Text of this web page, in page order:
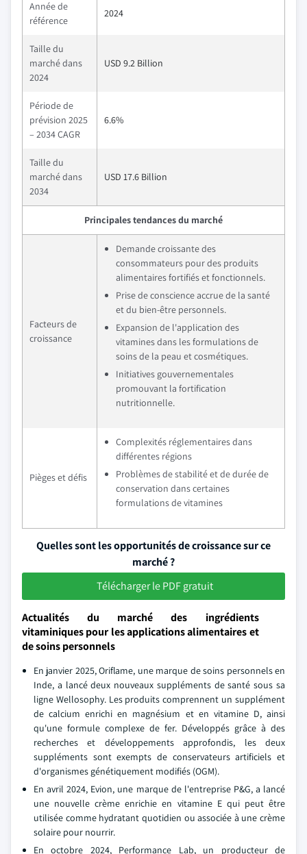
Année de
référence
2024
Taille du
marché dans
2024
USD 9.2 Billion
Période de
prévision 2025
– 2034 CAGR
6.6%
Taille du
marché dans
2034
USD 17.6 Billion
Principales tendances du marché
Facteurs de
croissance
Demande croissante des
consommateurs pour des produits
alimentaires fortifiés et fonctionnels.
Prise de conscience accrue de la santé
et du bien-être personnels.
Expansion de l'application des
vitamines dans les formulations de
soins de la peau et cosmétiques.
Initiatives gouvernementales
promouvant la fortification
nutritionnelle.
Pièges et défis
Complexités réglementaires dans
différentes régions
Problèmes de stabilité et de durée de
conservation dans certaines
formulations de vitamines
Quelles sont les opportunités de croissance sur ce
marché ?
Télécharger le PDF gratuit
Actualités du marché des ingrédients
vitaminiques pour les applications alimentaires et
de soins personnels
En janvier 2025, Oriflame, une marque de soins personnels en
Inde, a lancé deux nouveaux suppléments de santé sous sa
ligne Wellosophy. Les produits comprennent un supplément
de calcium enrichi en magnésium et en vitamine D, ainsi
qu'une formule complexe de fer. Développés grâce à des
recherches et développements approfondis, les deux
suppléments sont exempts de conservateurs artificiels et
d'organismes génétiquement modifiés (OGM).
En avril 2024, Evion, une marque de l'entreprise P&G, a lancé
une nouvelle crème enrichie en vitamine E qui peut être
utilisée comme hydratant quotidien ou associée à une crème
solaire pour nourrir.
En octobre 2024, Performance Lab, un producteur de